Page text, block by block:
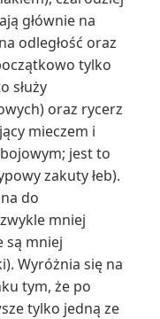
głównie na
odległość oraz
tylko
służy
oraz rycerz
mieczem i
jest to
zakuty łeb).
do
mniej
są mniej
Wyróżnia się na
tym, że po
tylko jedną ze